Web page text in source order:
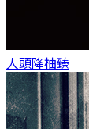
人頭降柚臻